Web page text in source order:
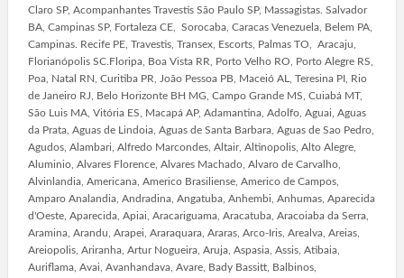
Claro SP, Acompanhantes Travestis São Paulo SP, Massagistas. Salvador
BA, Campinas SP, Fortaleza CE, Sorocaba, Caracas Venezuela, Belem PA,
Campinas. Recife PE, Travestis, Transex, Escorts, Palmas TO, Aracaju,
Florianópolis SC.Floripa, Boa Vista RR, Porto Velho RO, Porto Alegre RS,
Poa, Natal RN, Curitiba PR, João Pessoa PB, Maceió AL, Teresina PI, Rio
de Janeiro RJ, Belo Horizonte BH MG, Campo Grande MS, Cuiabá MT,
São Luis MA, Vitória ES, Macapá AP, Adamantina, Adolfo, Aguai, Aguas
da Prata, Aguas de Lindoia, Aguas de Santa Barbara, Aguas de Sao Pedro,
Agudos, Alambari, Alfredo Marcondes, Altair, Altinopolis, Alto Alegre,
Aluminio, Alvares Florence, Alvares Machado, Alvaro de Carvalho,
Alvinlandia, Americana, Americo Brasiliense, Americo de Campos,
Amparo Analandia, Andradina, Angatuba, Anhembi, Anhumas, Aparecida
d'Oeste, Aparecida, Apiai, Aracariguama, Aracatuba, Aracoiaba da Serra,
Aramina, Arandu, Arapei, Araraquara, Araras, Arco-Iris, Arealva, Areias,
Areiopolis, Ariranha, Artur Nogueira, Aruja, Aspasia, Assis, Atibaia,
Auriflama, Avai, Avanhandava, Avare, Bady Bassitt, Balbinos,